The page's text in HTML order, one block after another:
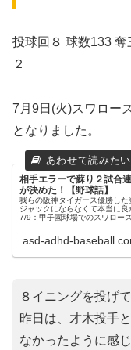
投球回８ 球数133
２
7月9日(火)スワロー
となりました。
相手エラーで蘇り２試合
が決めた！【野球話】
我らの阪神タイガース優勝し
ジャックにならなくて本当に良
7/9：甲子園球場でのスワロー
した。（試合開始18:...
asd-adhd-
８イニングを投げ
昨日は、才木投手
なかったように感じ